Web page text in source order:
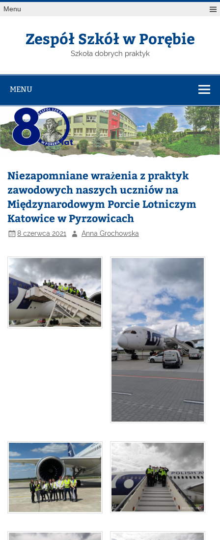
Menu
Zespół Szkół w Porębie
Szkoła dobrych praktyk
MENU
Niezapomniane wrażenia z praktyk
zawodowych naszych uczniów na
Międzynarodowym Porcie Lotniczym
Katowice w Pyrzowicach
8 czerwca 2021 Anna Grochowska